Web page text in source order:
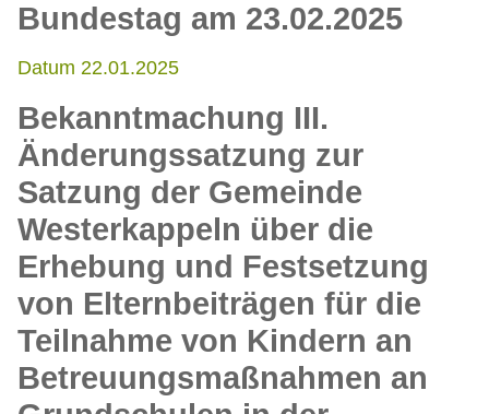
Bundestag am 23.02.2025
Datum 22.01.2025
Bekanntmachung III.
Änderungssatzung zur
Satzung der Gemeinde
Westerkappeln über die
Erhebung und Festsetzung
von Elternbeiträgen für die
Teilnahme von Kindern an
Betreuungsmaßnahmen an